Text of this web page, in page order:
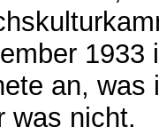
1933
an, was
was nicht.